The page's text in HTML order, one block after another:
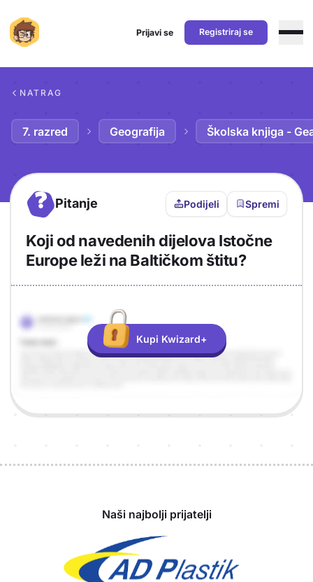
Prijavi se Registriraj se
NATRAG
7. razred Geografija Školska knjiga -
? Pitanje Podijeli Spremi
Koji od navedenih dijelova Istočne
Europe leži na Baltičkom štitu?
Odgovor
Objašnjenje
Kupi Kwizard+
Naši najbolji prijatelji